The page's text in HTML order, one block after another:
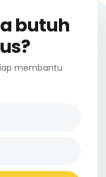
butuh
membantu